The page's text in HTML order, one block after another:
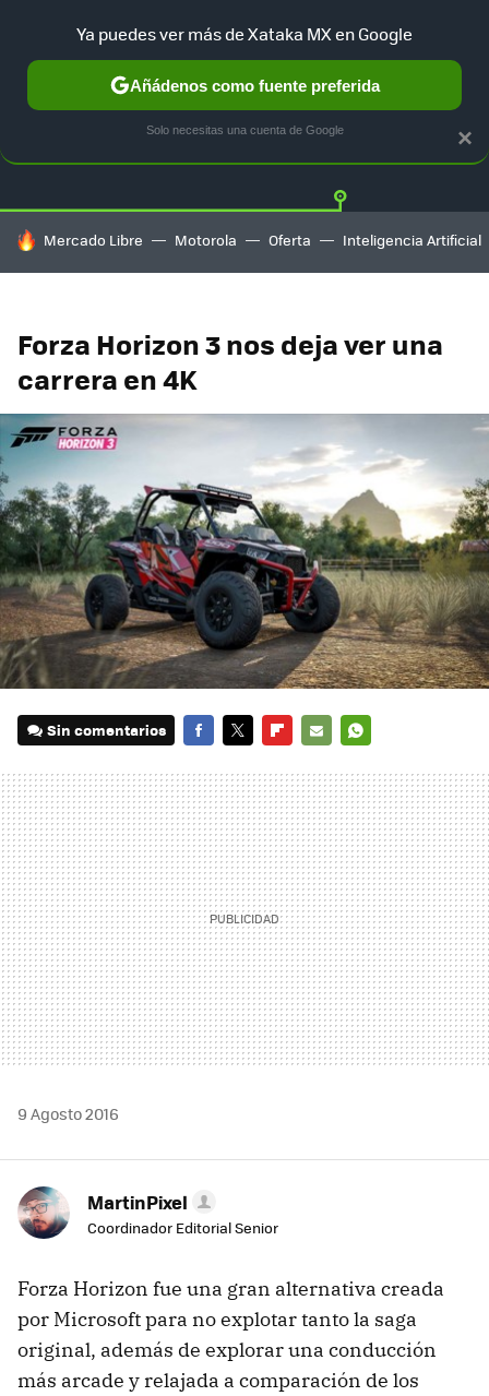
Twitter
HOY SE HABLA DE
Mercado Libre Motorola Oferta Inteligencia Artificial
Forza Horizon 3 nos deja ver una
carrera en 4K
Sin comentarios
MAIL
9 Agosto 2016
MartinPixel
Coordinador Editorial Senior
Forza Horizon fue una gran alternativa creada
por Microsoft para no explotar tanto la saga
original, además de explorar una conducción
más arcade y relajada a comparación de los
×
Ya puedes ver más de Xataka MX en Google
Añádenos como fuente preferida
Solo necesitas una cuenta de Google